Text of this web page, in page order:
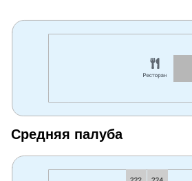
Средняя палуба